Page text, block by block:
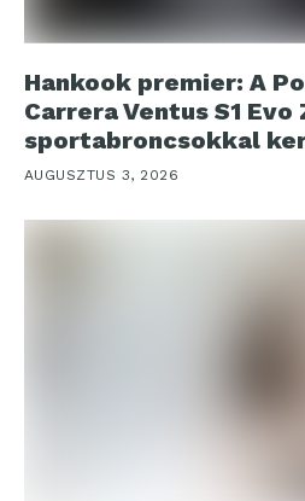
Hankook premier: A
Carrera Ventus S1 Evo
sportabroncsokkal
AUGUSZTUS 3, 2026